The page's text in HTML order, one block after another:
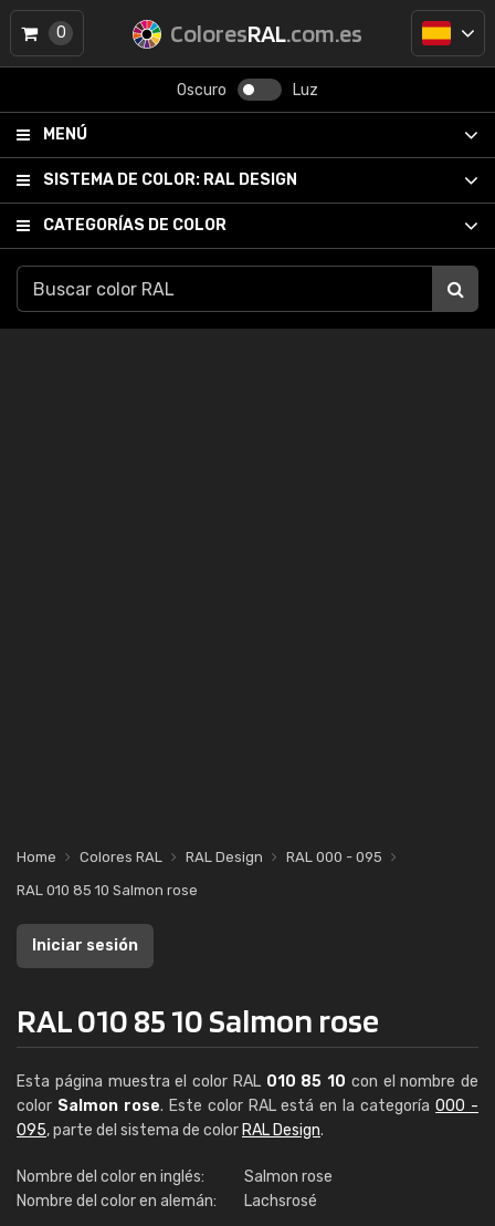
ColoresRAL.com.es
Oscuro Luz
MENÚ
SISTEMA DE COLOR: RAL DESIGN
CATEGORÍAS DE COLOR
0
Home Colores RAL RAL Design
RAL 000 - 095
RAL 010 85 10 Salmon rose
Iniciar sesión
RAL 010 85 10 Salmon rose
Esta página muestra el color RAL 010 85 10 con el nombre de
color Salmon rose. Este color RAL está en la categoría000 -
095, parte del sistema de color RAL Design.
Nombre del color en inglés:
Salmon rose
Nombre del color en alemán:
Lachsrosé